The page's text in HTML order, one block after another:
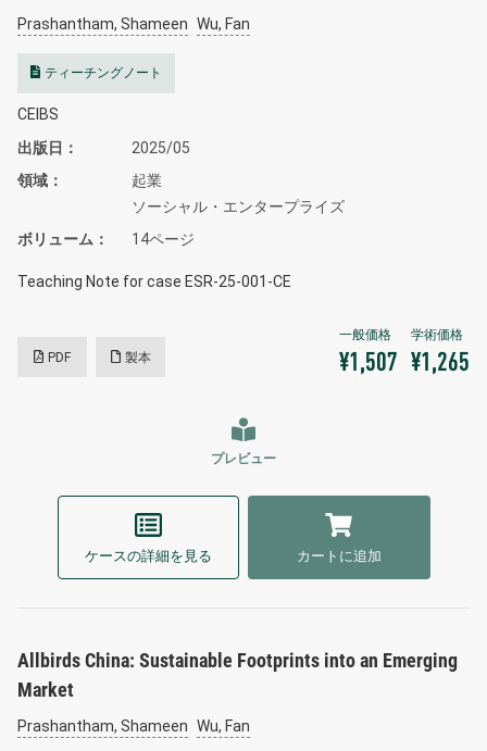
Prashantham, Shameen Wu, Fan
ティーチングノート
CEIBS
出版日
2025/05
領域
起業
ソーシャル・エンタープライズ
ボリューム
14ページ
Teaching Note for case ESR-25-001-CE
PDF 製本 ¥1,507 ¥1,265
プレビュー
ケースの詳細を見る カートに追加
Allbirds China: Sustainable Footprints into an Emerging
Market
Prashantham, Shameen Wu, Fan